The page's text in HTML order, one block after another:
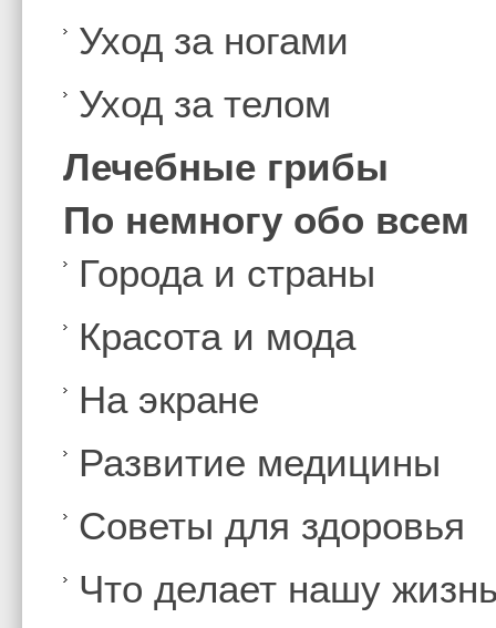
Уход за ногами
Уход за телом
Лечебные грибы
По немногу обо всем
Города и страны
Красота и мода
На экране
Развитие медицины
Советы для здоровья
Что делает нашу